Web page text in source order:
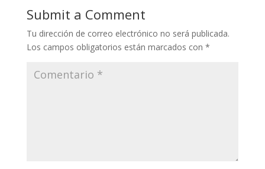
Submit a Comment
Tu dirección de correo electrónico no será publicada.
Los campos obligatorios están marcados con *